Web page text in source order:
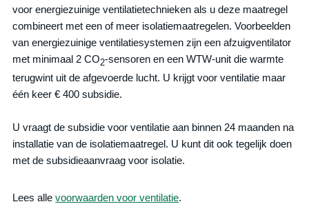
voor energiezuinige ventilatietechnieken als u deze maatregel
combineert met een of meer isolatiemaatregelen. Voorbeelden
van energiezuinige ventilatiesystemen zijn een afzuigventilator
met minimaal 2 CO2-sensoren en een WTW-unit die warmte
terugwint uit de afgevoerde lucht. U krijgt voor ventilatie maar
één keer € 400 subsidie.
U vraagt de subsidie voor ventilatie aan binnen 24 maanden na
installatie van de isolatiemaatregel. U kunt dit ook tegelijk doen
met de subsidieaanvraag voor isolatie.
Lees allevoorwaarden voor ventilatie.